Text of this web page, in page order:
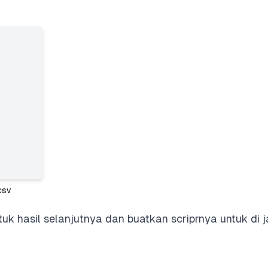
hasil selanjutnya dan buatkan scriprnya untuk di